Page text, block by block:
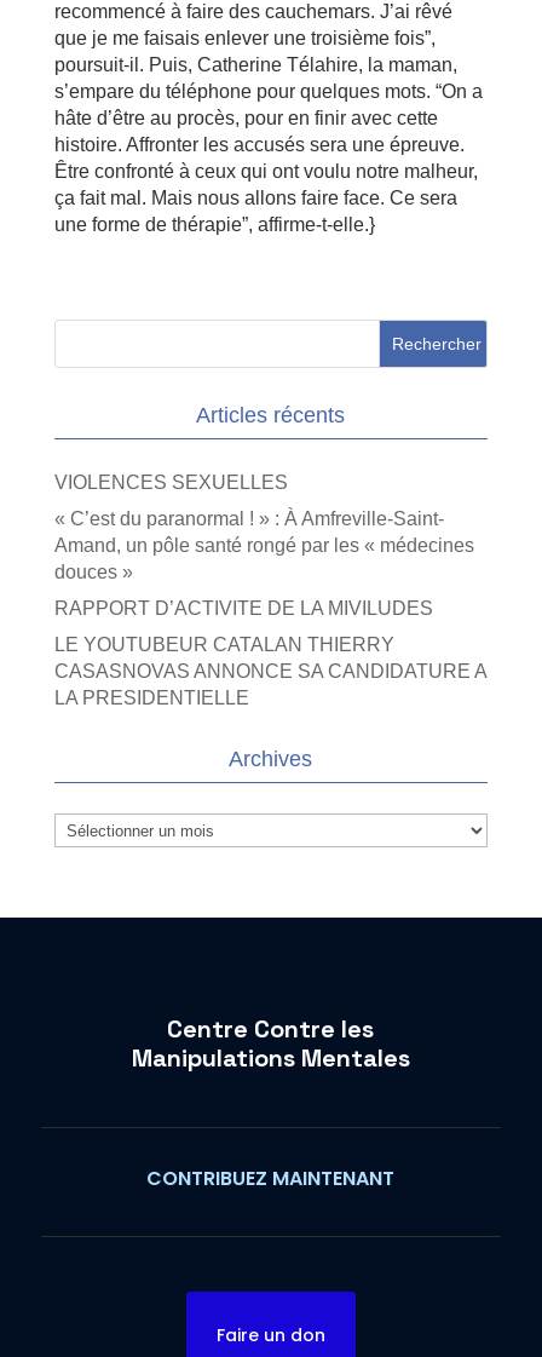
recommencé à faire des cauchemars. J’ai rêvé
que je me faisais enlever une troisième fois”,
poursuit-il. Puis, Catherine Télahire, la maman,
s’empare du téléphone pour quelques mots. “On a
hâte d’être au procès, pour en finir avec cette
histoire. Affronter les accusés sera une épreuve.
Être confronté à ceux qui ont voulu notre malheur,
ça fait mal. Mais nous allons faire face. Ce sera
une forme de thérapie”, affirme-t-elle.}
Articles récents
VIOLENCES SEXUELLES
« C’est du paranormal ! » : À Amfreville-Saint-
Amand, un pôle santé rongé par les « médecines
douces »
RAPPORT D’ACTIVITE DE LA MIVILUDES
LE YOUTUBEUR CATALAN THIERRY
CASASNOVAS ANNONCE SA CANDIDATURE A
LA PRESIDENTIELLE
Archives
Archives
Centre Contre les
Manipulations Mentales
CONTRIBUEZ MAINTENANT
Faire un don